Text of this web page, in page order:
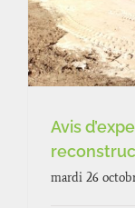
Avis
mardi 26